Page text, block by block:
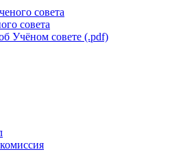
совета
совета
Учёном совете (.pdf)